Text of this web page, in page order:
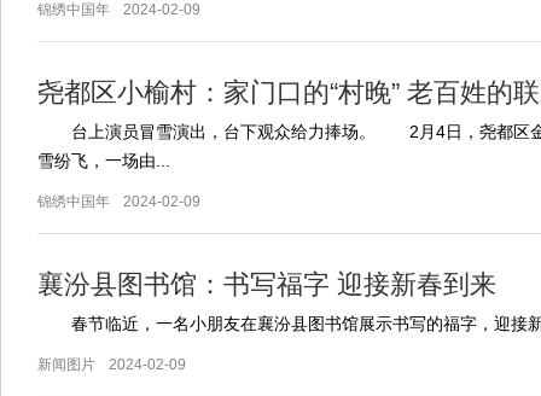
锦绣中国年 2024-02-09
尧都区小榆村：家门口的“村晚” 老百姓的
台上演员冒雪演出，台下观众给力捧场。 2月4日，尧都区金
雪纷飞，一场由...
锦绣中国年 2024-02-09
襄汾县图书馆：书写福字 迎接新春到来
春节临近，一名小朋友在襄汾县图书馆展示书写的福字，迎接
新闻图片 2024-02-09